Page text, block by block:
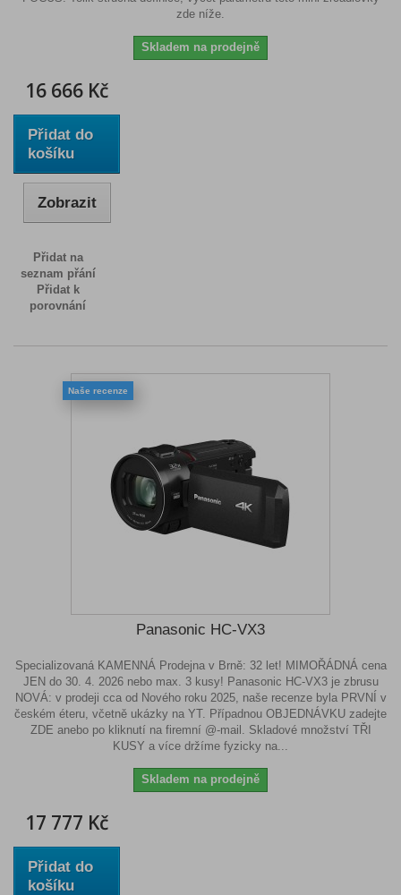
zde níže.
Skladem na prodejně
16 666 Kč
Přidat do
košíku
Zobrazit
Přidat na
seznam přání
Přidat k
porovnání
Naše recenze
Panasonic HC-VX3
Specializovaná KAMENNÁ Prodejna v Brně: 32 let! MIMOŘÁDNÁ cena
JEN do 30. 4. 2026 nebo max. 3 kusy! Panasonic HC-VX3 je zbrusu
NOVÁ: v prodeji cca od Nového roku 2025, naše recenze byla PRVNÍ v
českém éteru, včetně ukázky na YT. Případnou OBJEDNÁVKU zadejte
ZDE anebo po kliknutí na firemní @-mail. Skladové množství TŘI
KUSY a více držíme fyzicky na...
Skladem na prodejně
17 777 Kč
Přidat do
košíku